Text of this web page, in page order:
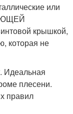
или
крышкой,
которая не
Идеальная
плесени.
правил